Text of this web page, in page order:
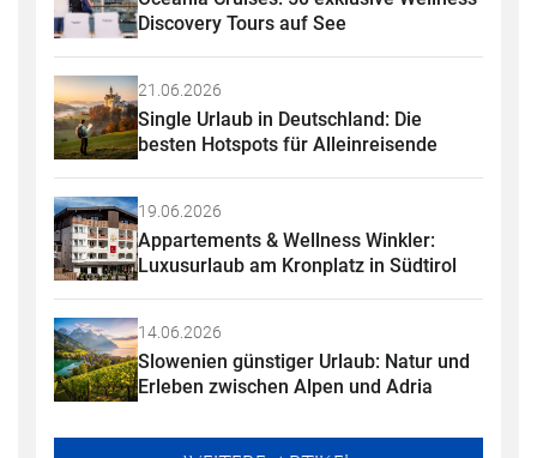
Discovery Tours auf See
21.06.2026
Single Urlaub in Deutschland: Die
besten Hotspots für Alleinreisende
19.06.2026
Appartements & Wellness Winkler:
Luxusurlaub am Kronplatz in Südtirol
14.06.2026
Slowenien günstiger Urlaub: Natur und
Erleben zwischen Alpen und Adria